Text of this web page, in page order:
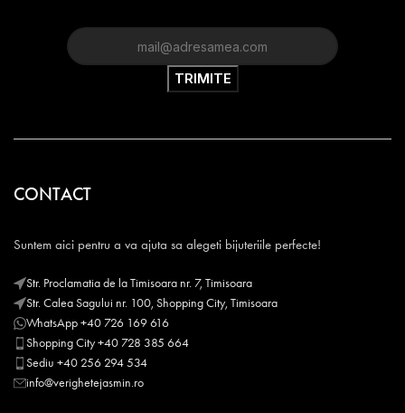
CONTACT
Suntem aici pentru a va ajuta sa alegeti bijuteriile perfecte!
Str. Proclamatia de la Timisoara nr. 7, Timisoara
Str. Calea Sagului nr. 100, Shopping City, Timisoara
WhatsApp +40 726 169 616
Shopping City +40 728 385 664
Sediu +40 256 294 534
info@verighetejasmin.ro